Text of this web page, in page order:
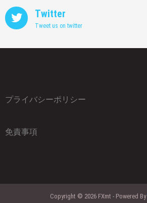
Twitter
Tweet us on twitter
プライバシーポリシー
免責事項
Copyright © 2026 FXmt - Powered By